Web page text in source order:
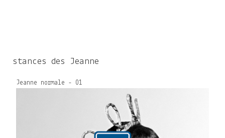
stances des Jeanne
Jeanne normale - 01